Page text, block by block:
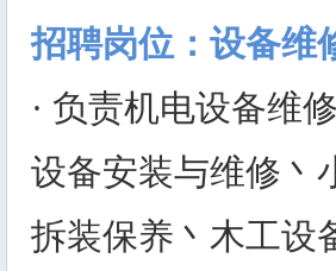
招聘岗位：设备维
· 负责机电设备维
设备安装与维修丶
拆装保养丶木工设